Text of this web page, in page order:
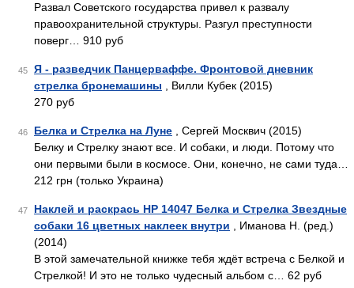
Развал Советского государства привел к развалу
правоохранительной структуры. Разгул преступности
поверг… 910 руб
45
Я - разведчик Панцерваффе. Фронтовой дневник
стрелка бронемашины , Вилли Кубек (2015)
270 руб
46 Белка и Стрелка на Луне , Сергей Москвич (2015)
Белку и Стрелку знают все. И собаки, и люди. Потому что
они первыми были в космосе. Они, конечно, не сами туда…
212 грн (только Украина)
47
Наклей и раскрась НР 14047 Белка и Стрелка Звездные
собаки 16 цветных наклеек внутри , Иманова Н. (ред.)
(2014)
В этой замечательной книжке тебя ждёт встреча с Белкой и
Стрелкой! И это не только чудесный альбом с… 62 руб